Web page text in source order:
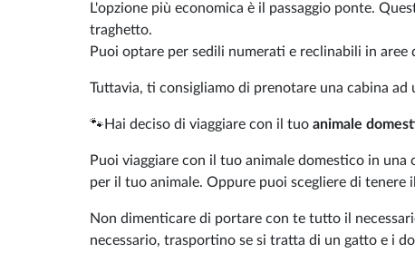
L'opzione più economica è il passaggio ponte.
traghetto.
Puoi optare per sedili numerati e reclinabili in
Tuttavia, ti consigliamo di prenotare una cabina
🐾Hai deciso di viaggiare con il tuo animale
Puoi viaggiare con il tuo animale domestico in
per il tuo animale. Oppure puoi scegliere di
Non dimenticare di portare con te tutto il
necessario, trasportino se si tratta di un gatto e i